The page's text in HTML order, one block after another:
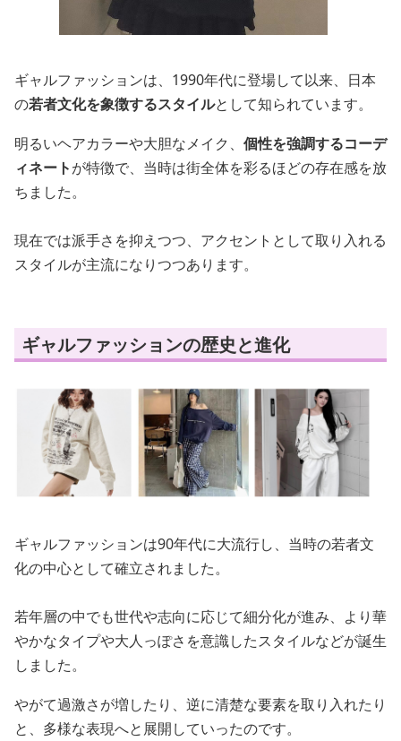
ギャルファッションは、1990年代に登場して以来、日本
の若者文化を象徴するスタイルとして知られています。
明るいヘアカラーや大胆なメイク、 個性を強調するコーデ
ィネートが特徴で、当時は街全体を彩るほどの存在感を放
ちました。
現在では派手さを抑えつつ、アクセントとして取り入れる
スタイルが主流になりつつあります。
ギャルファッションの歴史と進化
ギャルファッションは90年代に大流行し、当時の若者文
化の中心として確立されました。
若年層の中でも世代や志向に応じて細分化が進み、より華
やかなタイプや大人っぽさを意識したスタイルなどが誕生
しました。
やがて過激さが増したり、逆に清楚な要素を取り入れたり
と、多様な表現へと展開していったのです。